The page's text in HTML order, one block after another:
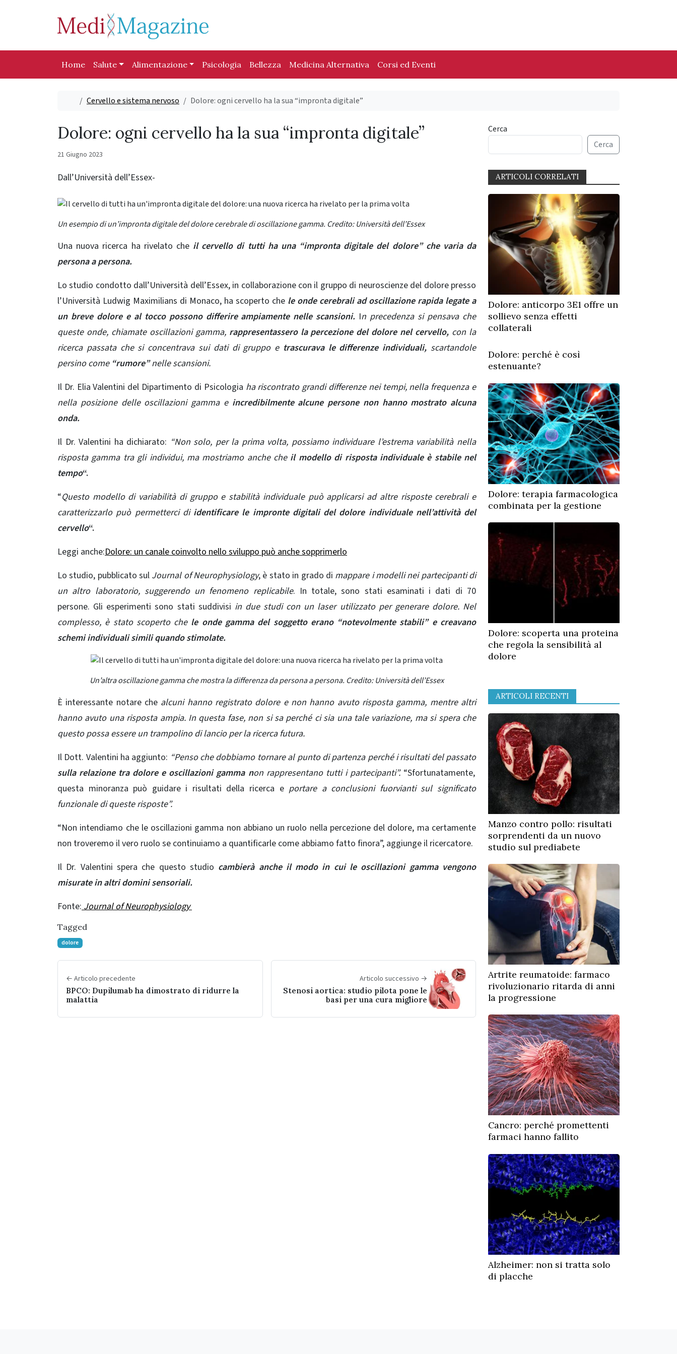
Home Salute Alimentazione Psicologia Bellezza Medicina Alternativa Corsi ed Eventi
Home
Cervello e sistema nervoso Dolore: ogni cervello ha la sua “impronta digitale”
Dolore: ogni cervello ha la sua “impronta digitale”
21 Giugno 2023
Dall’Università dell’Essex-
Un esempio di un’impronta digitale del dolore cerebrale di oscillazione gamma. Credito: Università dell’Essex
Una nuova ricerca ha rivelato cheil cervello di tutti ha una “impronta digitale del dolore” che varia da
persona a persona.
Lo studio condotto dall’Università dell’Essex, in collaborazione con il gruppo di neuroscienze del dolorepresso
l’Università Ludwig Maximilians di Monaco, ha scoperto che le onde cerebraliad oscillazione rapida legate a
un breve dolore e al tocco possono differire ampiamente nelle scansioni. In precedenza si pensava che
queste onde, chiamate oscillazionigamma, rappresentassero la percezione del dolore nel cervello, con la
ricerca passata che si concentrava sui dati di gruppo e trascurava le differenze individuali, scartandole
persino come “rumore”nelle scansioni.
Il Dr. Elia Valentini del Dipartimento di Psicologia ha riscontrato grandi differenze nei tempi, nella frequenza e
nella posizione delle oscillazioni gamma e incredibilmente alcune persone non hanno mostrato alcuna
onda.
Il Dr. Valentini ha dichiarato: “Non solo, per la prima volta, possiamo individuare l’estrema variabilità nella
risposta gamma tra gli individui, ma mostriamo anche che il modello di risposta individuale è stabile nel
tempo“.
“Questo modello di variabilità di gruppo e stabilità individuale può applicarsi ad altre risposte cerebrali e
caratterizzarlo può permetterci diidentificare le impronte digitali del dolore individuale nell’attività del
cervello“.
Leggi anche:Dolore: un canale coinvolto nello sviluppo può anche sopprimerlo
Lo studio, pubblicato sul Journal of Neurophysiology, è stato in grado di mappare i modelli nei partecipanti di
un altro laboratorio, suggerendo un fenomeno replicabile. In totale, sono stati esaminati i dati di 70
persone. Gli esperimenti sono stati suddivisi in due studi con un laser utilizzato per generare dolore. Nel
complesso, è stato scoperto chele onde gamma del soggetto erano “notevolmente stabili” e creavano
schemi individuali simili quando stimolate.
Un’altra oscillazione gamma che mostra la differenza da persona a persona. Credito: Università dell’Essex
È interessante notare che alcuni hanno registrato dolore e non hanno avuto risposta gamma, mentre altri
hanno avuto una risposta ampia. In questa fase, non si sa perché ci sia una tale variazione, ma si spera che
questo possa essere un trampolino di lancio per la ricerca futura.
Il Dott. Valentini ha aggiunto: “Penso che dobbiamo tornare al punto di partenza perché i risultati del passato
sulla relazione tra dolore e oscillazioni gamma non rappresentano tutti i partecipanti”. “Sfortunatamente,
questa minoranza può guidare i risultati della ricerca e portare a conclusioni fuorvianti sul significato
funzionale di queste risposte”.
“Non intendiamo che le oscillazioni gamma non abbiano un ruolo nella percezione del dolore, ma certamente
non troveremo il vero ruolo se continuiamo a quantificarle come abbiamo fatto finora”, aggiunge il ricercatore.
Il Dr. Valentini spera che questo studio cambierà anche il modo in cui le oscillazioni gamma vengono
misurate in altri domini sensoriali.
Fonte:Journal of Neurophysiology
Tagged
dolore
← Articolo precedente
BPCO: Dupilumab ha dimostrato di ridurre la
malattia
Articolo successivo →
Stenosi aortica: studio pilota pone le
basi per una cura migliore
Cerca
Cerca
ARTICOLI CORRELATI
Dolore: anticorpo 3E1 offre un
sollievo senza effetti
collaterali
Dolore: perché è così
estenuante?
Dolore: terapia farmacologica
combinata per la gestione
Dolore: scoperta una proteina
che regola la sensibilità al
dolore
ARTICOLI RECENTI
Manzo contro pollo: risultati
sorprendenti da un nuovo
studio sul prediabete
Artrite reumatoide: farmaco
rivoluzionario ritarda di anni
la progressione
Cancro: perché promettenti
farmaci hanno fallito
Alzheimer: non si tratta solo
di placche